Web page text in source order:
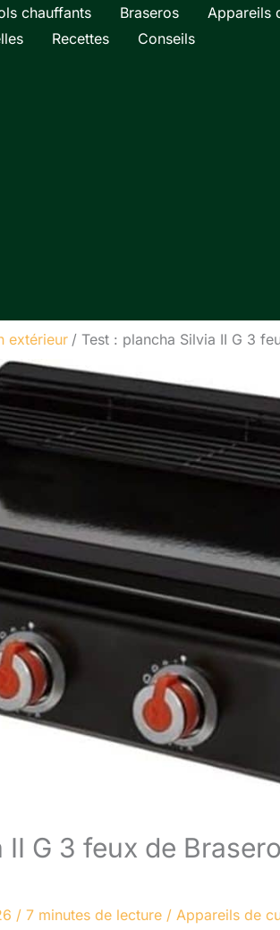
chauffants Braseros Appareils
Recettes Conseils
extérieur Test : plancha Silvia II G 3
G 3 feux de
/ 7 minutes de lecture / Appareils de